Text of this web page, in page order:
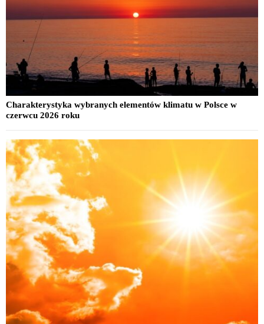
Charakterystyka wybranych elementów klimatu w Polsce w
czerwcu 2026 roku